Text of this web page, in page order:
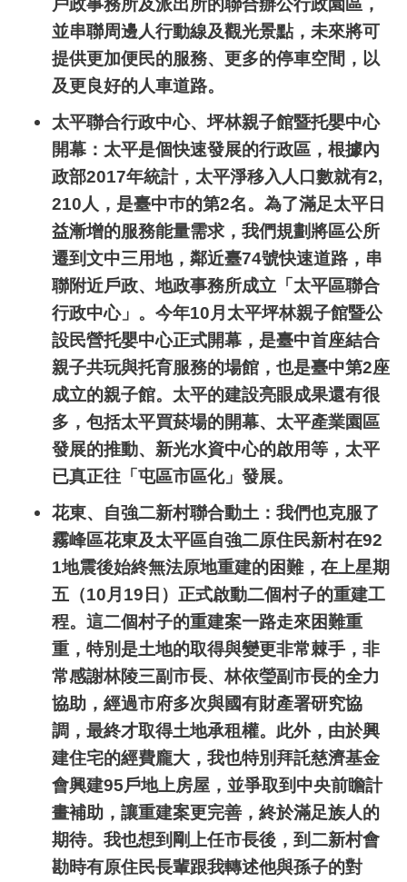
並串聯周邊人行動線及觀光景點，未來將可
提供更加便民的服務、更多的停車空間，以
及更良好的人車道路。
太平聯合行政中心、坪林親子館暨托嬰中心
開幕：太平是個快速發展的行政區，根據內
政部2017年統計，太平淨移入人口數就有2,
210人，是臺中巿的第2名。為了滿足太平日
益漸增的服務能量需求，我們規劃將區公所
遷到文中三用地，鄰近臺74號快速道路，串
聯附近戶政、地政事務所成立「太平區聯合
行政中心」。今年10月太平坪林親子館暨公
設民營托嬰中心正式開幕，是臺中首座結合
親子共玩與托育服務的場館，也是臺中第2座
成立的親子館。太平的建設亮眼成果還有很
多，包括太平買菸場的開幕、太平產業園區
發展的推動、新光水資中心的啟用等，太平
已真正往「屯區市區化」發展。
花東、自強二新村聯合動土：我們也克服了
霧峰區花東及太平區自強二原住民新村在92
1地震後始終無法原地重建的困難，在上星期
五（10月19日）正式啟動二個村子的重建工
程。這二個村子的重建案一路走來困難重
重，特別是土地的取得與變更非常棘手，非
常感謝林陵三副市長、林依瑩副市長的全力
協助，經過市府多次與國有財產署研究協
調，最終才取得土地承租權。此外，由於興
建住宅的經費龐大，我也特別拜託慈濟基金
會興建95戶地上房屋，並爭取到中央前瞻計
畫補助，讓重建案更完善，終於滿足族人的
期待。我也想到剛上任市長後，到二新村會
勘時有原住民長輩跟我轉述他與孫子的對